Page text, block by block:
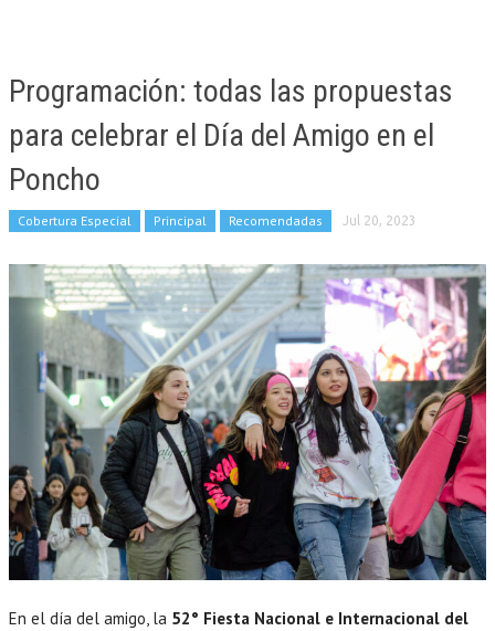
Programación: todas las propuestas
para celebrar el Día del Amigo en el
Poncho
Cobertura Especial Principal Recomendadas Jul 20, 2023
En el día del amigo, la 52° Fiesta Nacional e Internacional del